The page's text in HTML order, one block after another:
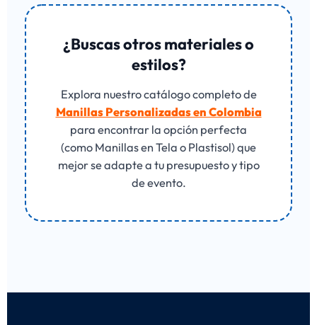
¿Buscas otros materiales o
estilos?
Explora nuestro catálogo completo de
Manillas Personalizadas en Colombia
para encontrar la opción perfecta
(como Manillas en Tela o Plastisol) que
mejor se adapte a tu presupuesto y tipo
de evento.